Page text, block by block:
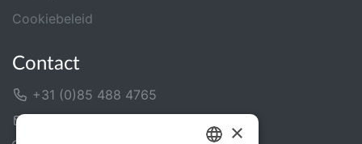
Cookiebeleid
Contact
+31 (0)85 488 4765
×